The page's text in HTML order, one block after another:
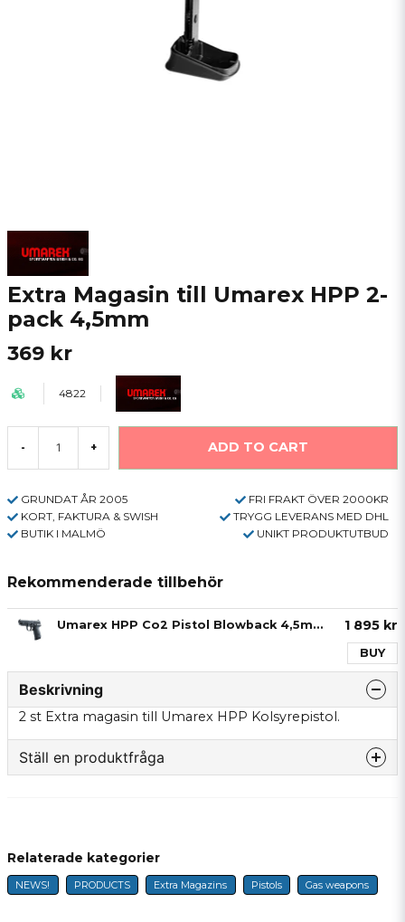
Extra Magasin till Umarex HPP 2-
pack 4,5mm
369 kr
4822
- + ADD TO CART
GRUNDAT ÅR 2005
FRI FRAKT ÖVER 2000KR
KORT, FAKTURA & SWISH
TRYGG LEVERANS MED DHL
BUTIK I MALMÖ
UNIKT PRODUKTUTBUD
Rekommenderade tillbehör
Umarex HPP Co2 Pistol Blowback 4,5mm (Max 10 joule, licens free) 1 895 kr
BUY
Beskrivning
2 st Extra magasin till Umarex HPP Kolsyrepistol.
Ställ en produktfråga
name
Name
Relaterade kategorier
NEWS! PRODUCTS Extra Magazins Pistols Gas weapons